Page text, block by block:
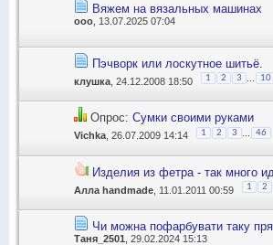
Вяжем на вязальных машинах
ooo , 13.07.2025 07:04
Пэчворк или лоскутное шитьё.
клушка , 24.12.2008 18:50 1 2 3 10
Опрос: Сумки своими руками
Vichka , 26.07.2009 14:14 1 2 3 46
Изделия из фетра - так много
Алла handmade , 11.01.2011 00:59 1 2
Чи можна пофарбувати таку
Таня_2501 , 29.02.2024 15:13